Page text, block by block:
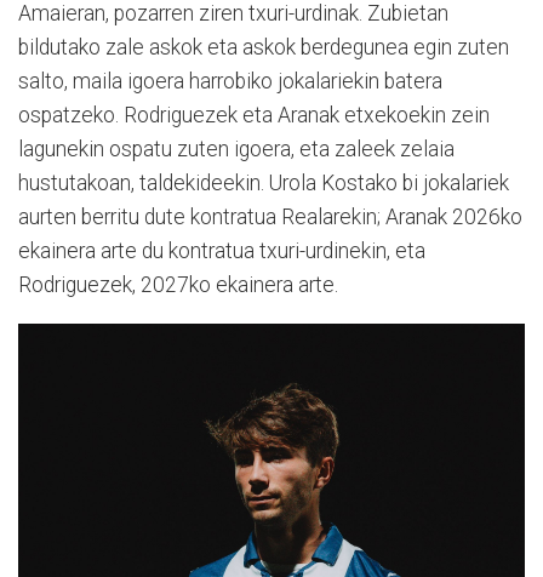
Amaieran, pozarren ziren txuri-urdinak. Zubietan
bildutako zale askok eta askok berdegunea egin zuten
salto, maila igoera harrobiko jokalariekin batera
ospatzeko. Rodriguezek eta Aranak etxekoekin zein
lagunekin ospatu zuten igoera, eta zaleek zelaia
hustutakoan, taldekideekin. Urola Kostako bi jokalariek
aurten berritu dute kontratua Realarekin; Aranak 2026ko
ekainera arte du kontratua txuri-urdinekin, eta
Rodriguezek, 2027ko ekainera arte.